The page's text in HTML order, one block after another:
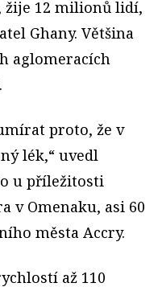
žije 12 milionů lidí,
Ghany. Většina
aglomeracích
proto, že v
lék,“ uvedl
u příležitosti
v Omenaku, asi 60
města Accry.
až 110